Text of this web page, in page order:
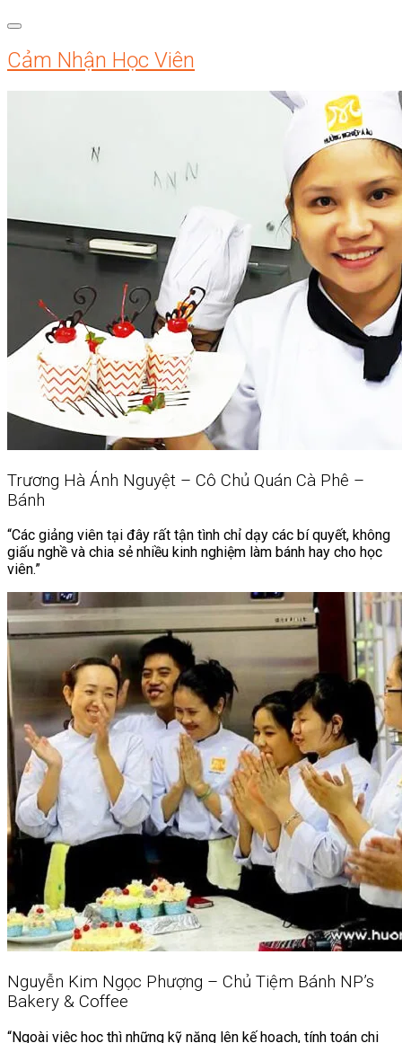
Cảm Nhận Học Viên
Trương Hà Ánh Nguyệt – Cô Chủ Quán Cà Phê –
Bánh
“Các giảng viên tại đây rất tận tình chỉ dạy các bí quyết, không
giấu nghề và chia sẻ nhiều kinh nghiệm làm bánh hay cho học
viên.”
Nguyễn Kim Ngọc Phượng – Chủ Tiệm Bánh NP’s
Bakery & Coffee
“Ngoài việc học thì những kỹ năng lên kế hoạch, tính toán chi